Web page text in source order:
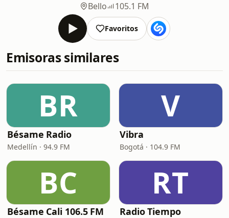
Bello
105.1 FM
Favoritos
Emisoras similares
BR
Bésame Radio
Medellín · 94.9 FM
V
Vibra
Bogotá · 104.9 FM
BC
Bésame Cali 106.5 FM
RT
Radio Tiempo